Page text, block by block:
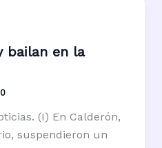
bailan en la
(I) En Calderón,
suspendieron un